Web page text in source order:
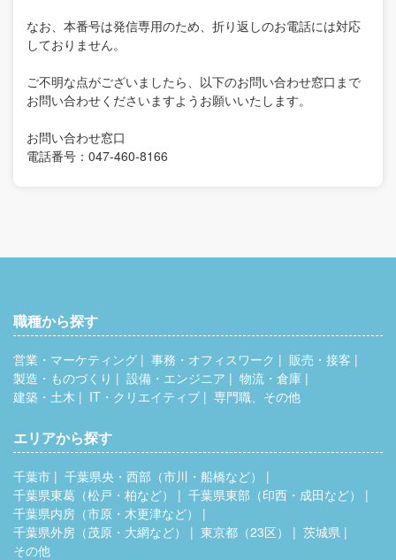
なお、本番号は発信専用のため、折り返しのお電話には対応
しておりません。
ご不明な点がございましたら、以下のお問い合わせ窓口まで
お問い合わせくださいますようお願いいたします。
お問い合わせ窓口
電話番号：047-460-8166
職種から探す
営業・マーケティング 事務・オフィスワーク
販売・接客
製造・ものづくり
設備・エンジニア
物流・倉庫
建築・土木
IT・クリエイティブ 専門職、その他
エリアから探す
千葉市
千葉県央・西部（市川・船橋など）
千葉県東葛（松戸・柏など）
千葉県東部（印西・成田など）
千葉県内房（市原・木更津など）
千葉県外房（茂原・大網など）
東京都（23区）
茨城県
その他